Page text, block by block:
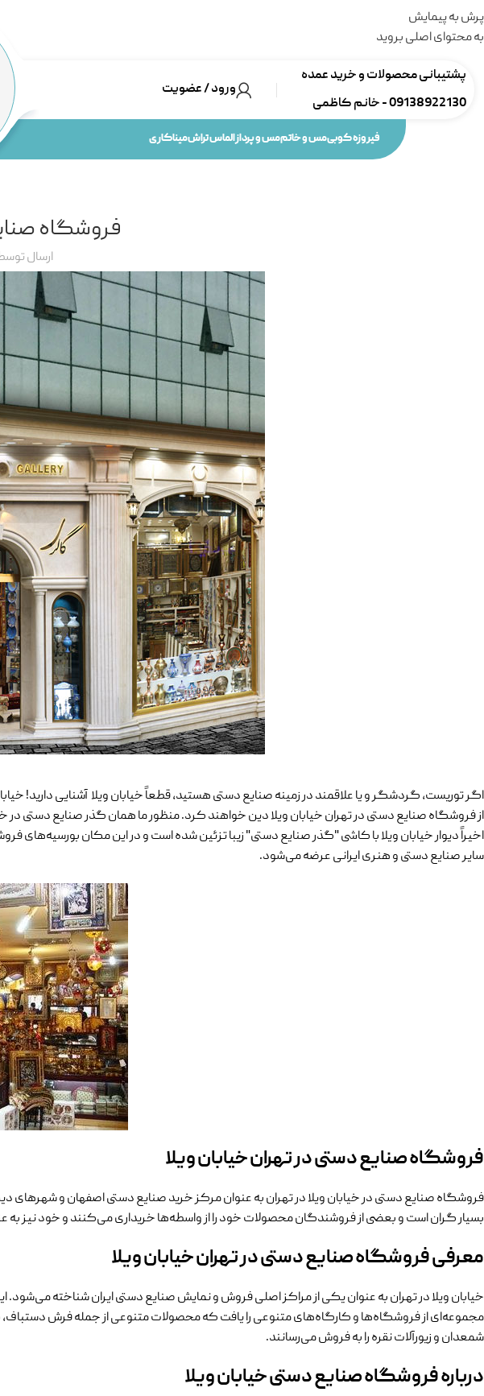
پرش به پیمایش
به محتوای اصلی بروید
پشتیبانی محصولات و خرید عمده
09138922130 - خانم کاظمی
ورود / عضویت
فیروزه کوبیمس و خاتممس و پردازالماس تراشمیناکاری
فروشگاه
ارسال
اگر توریست، گردشگر و یا علاقمند در زمینه صنایع دستی هستید، قطعاً خیابان ویلا آشنایی دارید!
از فروشگاه صنایع دستی در تهران خیابان ویلا دین خواهند کرد. منظور ما همان گذر صنایع دستی
اخیراً دیوار خیابان ویلا با کاشی "گذر صنایع دستی" زیبا تزئین شده است و در این مکان بورسیه‌های
سایر صنایع دستی و هنری ایرانی عرضه می‌شود.
فروشگاه صنایع دستی در تهران خیابان ویلا
فروشگاه صنایع دستی در خیابان ویلا در تهران به عنوان مرکز خرید صنایع دستی اصفهان و شهرهای
بسیار گران است و بعضی از فروشندگان محصولات خود را از واسطه‌ها خریداری می‌کنند و خود نیز
معرفی فروشگاه صنایع دستی در تهران خیابان ویلا
خیابان ویلا در تهران به عنوان یکی از مراکز اصلی فروش و نمایش صنایع دستی ایران شناخته
مجموعه‌ای از فروشگاه‌ها و کارگاه‌های متنوعی را یافت که محصولات متنوعی از جمله فرش دستباف،
شمعدان و زیورآلات نقره را به فروش می‌رسانند.
درباره فروشگاه صنایع دستی خیابان ویلا